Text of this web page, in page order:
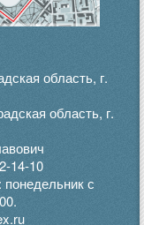
область, г.
область, г.
14-10
с